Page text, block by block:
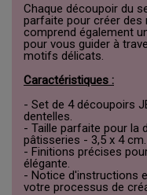
Chaque découpoir du
parfaite pour créer
comprend également
pour vous guider à
motifs délicats.
Caractéristiques :
- Set de 4 découpoirs
dentelles.
- Taille parfaite pour la
pâtisseries - 3,5 x 4 cm.
- Finitions précises
élégante.
- Notice d'instructions
votre processus de